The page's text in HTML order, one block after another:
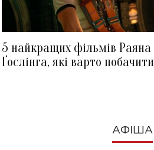
5 найкращих фільмів Раяна
Ґослінга, які варто побачити
АФІША